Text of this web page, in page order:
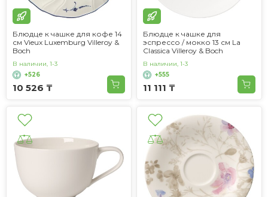
Блюдце к чашке для кофе 14
см Vieux Luxemburg Villeroy &
Boch
10 526 ₸
В наличии, 1-3
+526
Блюдце к чашке для
эспрессо / мокко 13 см La
Classica Villeroy & Boch
11 111 ₸
В наличии, 1-3
+555